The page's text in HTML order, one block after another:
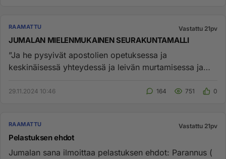
RAAMATTU Vastattu 21pv
JUMALAN MIELENMUKAINEN SEURAKUNTAMALLI
”Ja he pysyivät apostolien opetuksessa ja
keskinäisessä yhteydessä ja leivän murtamisessa ja
29.11.2024 10:46 164 751 0
RAAMATTU Vastattu 21pv
Pelastuksen ehdot
Jumalan sana ilmoittaa pelastuksen ehdot: Parannus (